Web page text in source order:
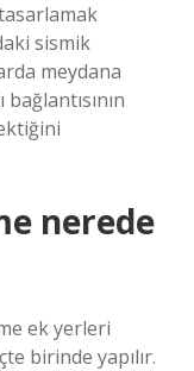
sismik
meydana
nerede
ek yerleri
birinde yapılır.